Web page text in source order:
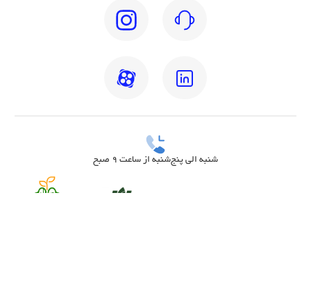
شنبه الی پنج‌شنبه از ساعت 9 صبح